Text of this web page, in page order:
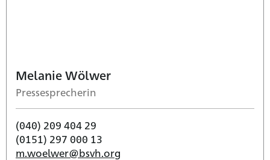
Melanie Wölwer
Pressesprecherin
(040) 209 404 29
(0151) 297 000 13
m.woelwer@bsvh.org